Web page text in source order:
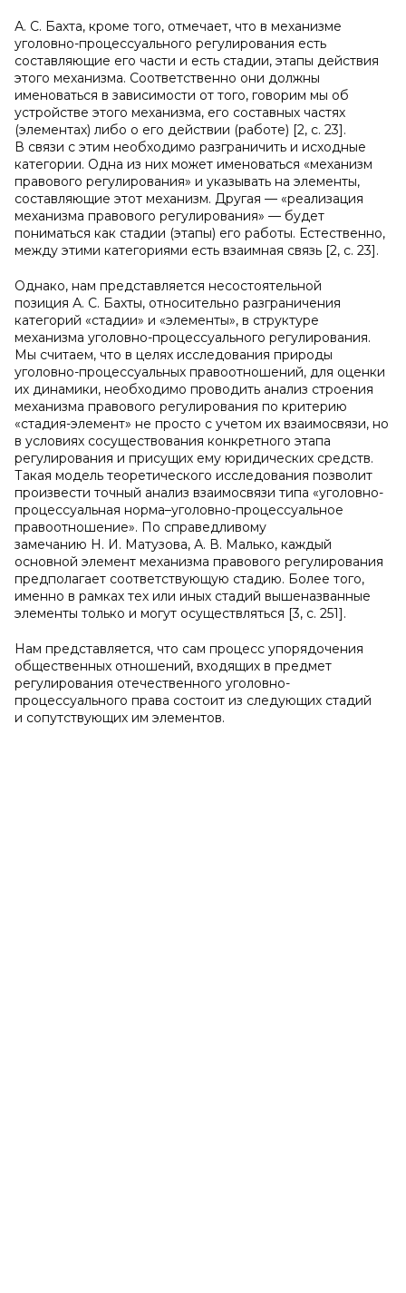
А. С. Бахта, кроме того, отмечает, что в механизме
уголовно-процессуального регулирования есть
составляющие его части и есть стадии, этапы действия
этого механизма. Соответственно они должны
именоваться в зависимости от того, говорим мы об
устройстве этого механизма, его составных частях
(элементах) либо о его действии (работе) [2, с. 23].
В связи с этим необходимо разграничить и исходные
категории. Одна из них может именоваться «механизм
правового регулирования» и указывать на элементы,
составляющие этот механизм. Другая — «реализация
механизма правового регулирования» — будет
пониматься как стадии (этапы) его работы. Естественно,
между этими категориями есть взаимная связь [2, с. 23].
Однако, нам представляется несостоятельной
позиция А. С. Бахты, относительно разграничения
категорий «стадии» и «элементы», в структуре
механизма уголовно-процессуального регулирования.
Мы считаем, что в целях исследования природы
уголовно-процессуальных правоотношений, для оценки
их динамики, необходимо проводить анализ строения
механизма правового регулирования по критерию
«стадия-элемент» не просто с учетом их взаимосвязи, но
в условиях сосуществования конкретного этапа
регулирования и присущих ему юридических средств.
Такая модель теоретического исследования позволит
произвести точный анализ взаимосвязи типа «уголовно-
процессуальная норма–уголовно-процессуальное
правоотношение». По справедливому
замечанию Н. И. Матузова, А. В. Малько, каждый
основной элемент механизма правового регулирования
предполагает соответствующую стадию. Более того,
именно в рамках тех или иных стадий вышеназванные
элементы только и могут осуществляться [3, с. 251].
Нам представляется, что сам процесс упорядочения
общественных отношений, входящих в предмет
регулирования отечественного уголовно-
процессуального права состоит из следующих стадий
и сопутствующих им элементов.